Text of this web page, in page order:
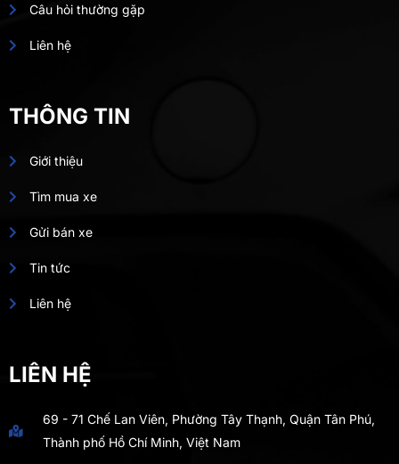
Câu hỏi thường gặp
Liên hệ
THÔNG TIN
Giới thiệu
Tìm mua xe
Gửi bán xe
Tin tức
Liên hệ
LIÊN HỆ
69 - 71 Chế Lan Viên, Phường Tây Thạnh, Quận Tân Phú,
Thành phố Hồ Chí Minh, Việt Nam